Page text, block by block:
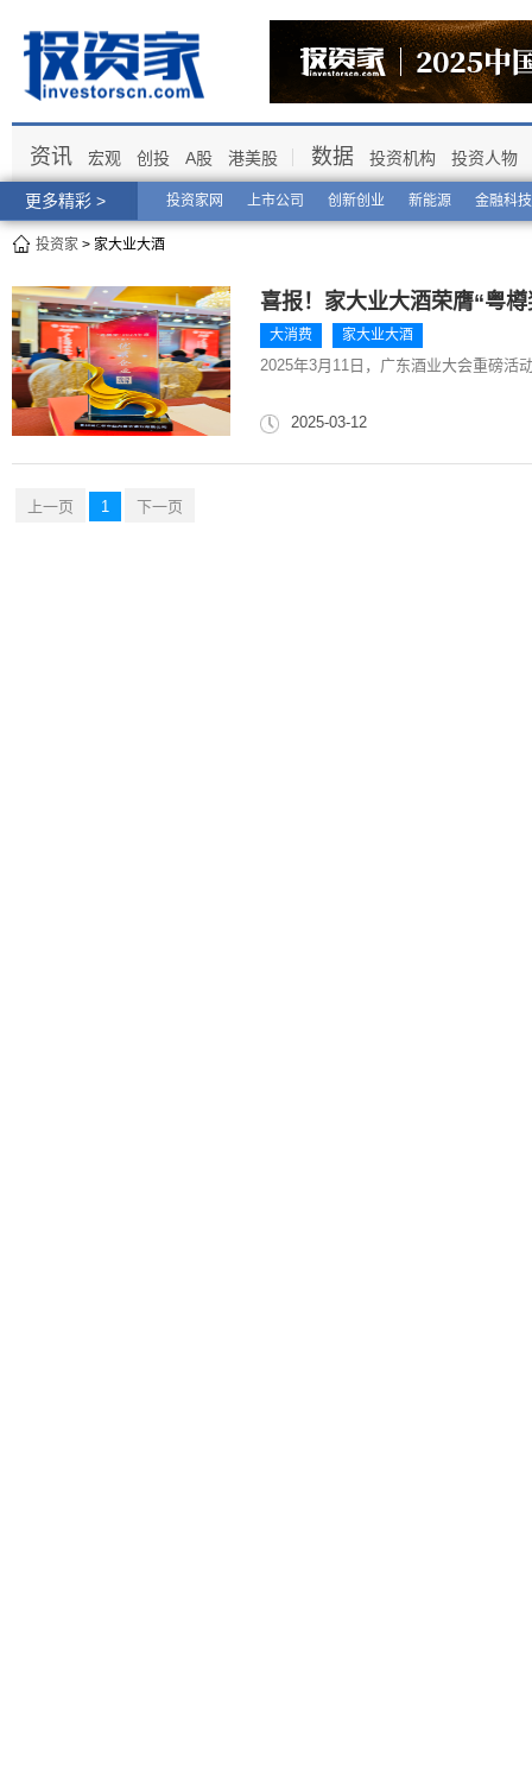
更多精彩 > 投资家网 上市公司 创新创业 新能源 金融科技
资讯 宏观 创投 A股 港美股 数据 投资机构 投资人物
投资家 > 家大业大酒
喜报！家大业大酒荣膺“粤
大消费 家大业大酒
2025年3月11日，广东酒业大会重磅活
2025-03-12
上一页 1 下一页